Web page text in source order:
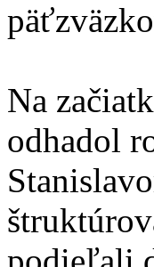
Na
odhadol